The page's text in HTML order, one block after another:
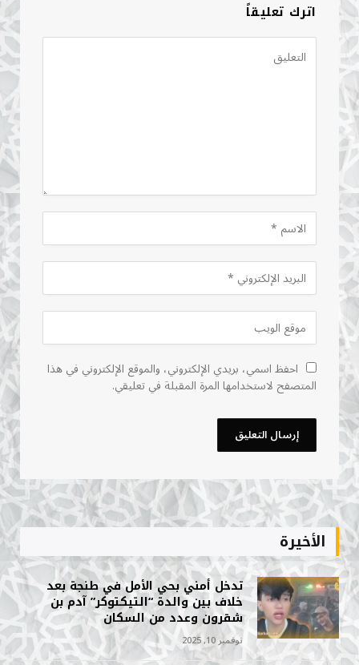
اترك تعليقاً
احفظ اسمي، بريدي الإلكتروني، والموقع الإلكتروني في هذا
المتصفح لاستخدامها المرة المقبلة في تعليقي.
الأخيرة
تدخل أمني بحي الأمل في طنجة بعد
خلاف بين والدة “التيكتوكر” آدم بن
شقرون وعدد من السكان
نوفمبر 10, 2025